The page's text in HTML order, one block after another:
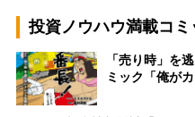
投資ノウハウ満載コミ
「売り時」を
ミック「俺が